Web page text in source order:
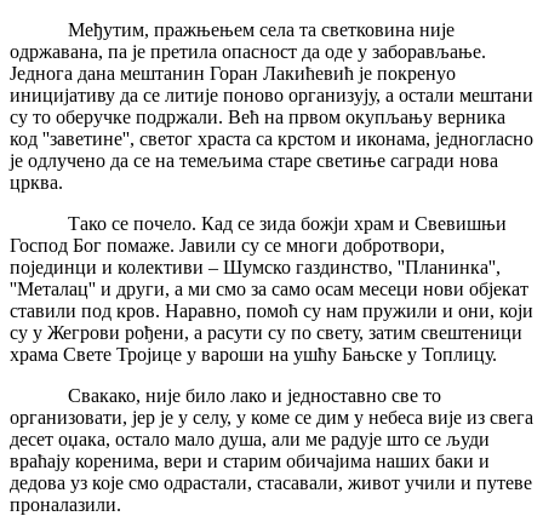
Међутим, пражњењем села та светковина није
одржавана, па је претила опасност да оде у заборављање.
Једнога дана мештанин Горан Лакићевић је покренуо
иницијативу да се литије поново организују, а остали мештани
су то оберучке подржали. Већ на првом окупљању верника
код ''заветине'', светог храста са крстом и иконама, једногласно
је одлучено да се на темељима старе светиње сагради нова
црква.
Тако се почело. Кад се зида божји храм и Свевишњи
Господ Бог помаже. Јавили су се многи добротвори,
појединци и колективи – Шумско газдинство, ''Планинка'',
''Металац'' и други, а ми смо за само осам месеци нови објекат
ставили под кров. Наравно, помоћ су нам пружили и они, који
су у Жегрови рођени, а расути су по свету, затим свештеници
храма Свете Тројице у вароши на ушћу Бањске у Топлицу.
Свакако, није било лако и једноставно све то
организовати, јер је у селу, у коме се дим у небеса вије из свега
десет оџака, остало мало душа, али ме радује што се људи
враћају коренима, вери и старим обичајима наших баки и
дедова уз које смо одрастали, стасавали, живот учили и путеве
проналазили.